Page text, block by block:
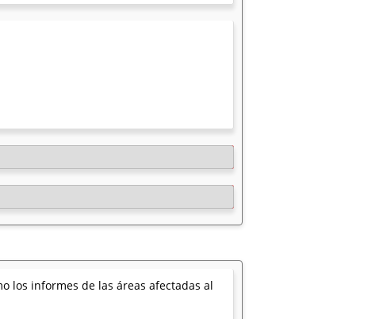
los informes de las áreas afectadas al